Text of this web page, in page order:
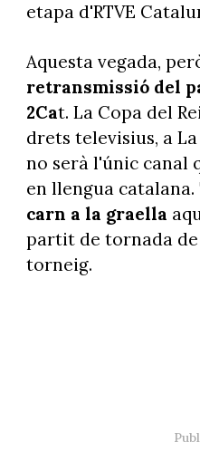
etapa d'RTVE
Aquesta vegada,
retransmissió del
2Cat. La Copa del
drets televisius, a
no serà l'únic canal
en llengua catalana.
carn a la graella
partit de tornada
torneig.